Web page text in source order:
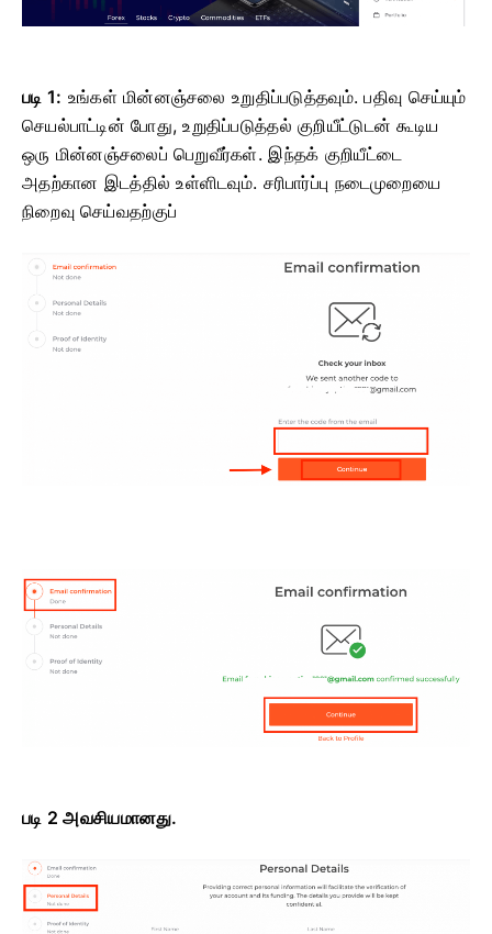
படி 1: உங்கள் மின்னஞ்சலை உறுதிப்படுத்தவும். பதிவு செய்யும்
செயல்பாட்டின் போது, ​​உறுதிப்படுத்தல் குறியீட்டுடன் கூடிய
ஒரு மின்னஞ்சலைப் பெறுவீர்கள். இந்தக் குறியீட்டை
அதற்கான இடத்தில் உள்ளிடவும். சரிபார்ப்பு நடைமுறையை
நிறைவு செய்வதற்குப்
படி 2 அவசியமானது.